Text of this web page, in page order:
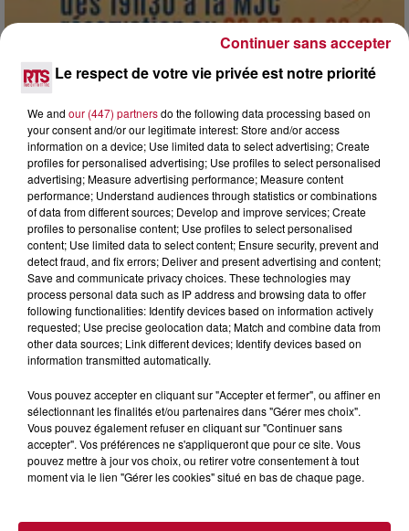
7 août 2026
DINER CONCERT À LA MJC DE MARSEILLAN
6 août 2026
NÎMES : « LE RÊVE DU GLADIATEUR » INVESTIT
LES ARÈNES CES 3...
Après un franc succès l'été dernier, le spectacle « Le Rêve
Le respect de votre vie privée est notre priorité
We and our (447) partnersdo the following data processing based on
your consent and/or our legitimate interest: Store and/or access
information on a device; Use limited data to select advertising; Create
profiles for personalised advertising; Use profiles to select personalised
advertising; Measure advertising performance; Measure content
performance; Understand audiences through statistics or combinations
of data from different sources; Develop and improve services; Create
profiles to personalise content; Use profiles to select personalised
content; Use limited data to select content; Ensure security, prevent and
detect fraud, and fix errors; Deliver and present advertising and content;
Save and communicate privacy choices. These technologies may
process personal data such as IP address and browsing data to offer
following functionalities: Identify devices based on information actively
requested; Use precise geolocation data; Match and combine data from
other data sources; Link different devices; Identify devices based on
information transmitted automatically.
Vous pouvez accepter en cliquant sur "Accepter et fermer", ou affiner en
sélectionnant les finalités et/ou partenaires dans "Gérer mes choix".
Vous pouvez également refuser en cliquant sur "Continuer sans
accepter". Vos préférences ne s'appliqueront que pour ce site. Vous
pouvez mettre à jour vos choix, ou retirer votre consentement à tout
moment via le lien "Gérer les cookies" situé en bas de chaque page.
Continuer sans accepter